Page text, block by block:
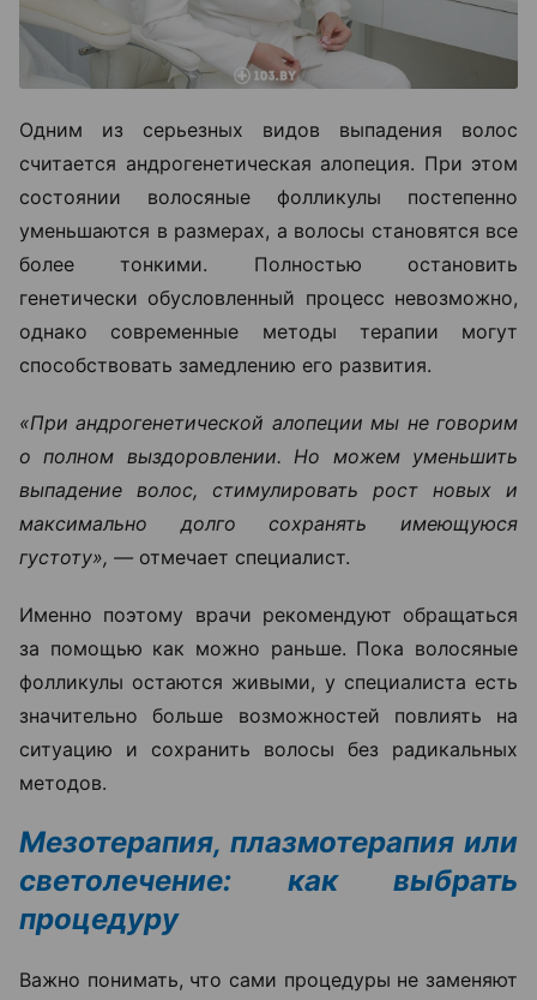
Одним из серьезных видов выпадения волос
считается андрогенетическая алопеция. При этом
состоянии волосяные фолликулы постепенно
уменьшаются в размерах, а волосы становятся все
более тонкими. Полностью остановить
генетически обусловленный процесс невозможно,
однако современные методы терапии могут
способствовать замедлению его развития.
«При андрогенетической алопеции мы не говорим
о полном выздоровлении. Но можем уменьшить
выпадение волос, стимулировать рост новых и
максимально долго сохранять имеющуюся
густоту», — отмечает специалист.
Именно поэтому врачи рекомендуют обращаться
за помощью как можно раньше. Пока волосяные
фолликулы остаются живыми, у специалиста есть
значительно больше возможностей повлиять на
ситуацию и сохранить волосы без радикальных
методов.
Мезотерапия, плазмотерапия или
светолечение: как выбрать
процедуру
Важно понимать, что сами процедуры не заменяют